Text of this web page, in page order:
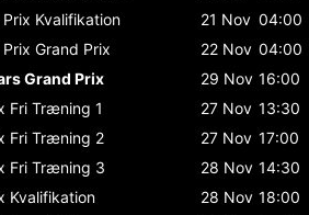
Kvalifikation 21 Nov 04:00
Grand Prix 22 Nov 04:00
Grand Prix
29 Nov 16:00
Fri Træning 1 27 Nov 13:30
Fri Træning 2 27 Nov 17:00
Fri Træning 3 28 Nov 14:30
Kvalifikation 28 Nov 18:00